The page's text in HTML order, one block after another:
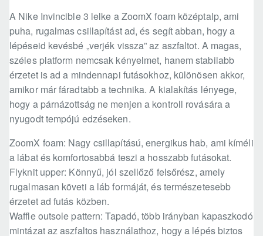
A Nike Invincible 3 lelke a ZoomX foam középtalp, ami
puha, rugalmas csillapítást ad, és segít abban, hogy a
lépéseid kevésbé „verjék vissza” az aszfaltot. A magas,
széles platform nemcsak kényelmet, hanem stabilabb
érzetet is ad a mindennapi futásokhoz, különösen akkor,
amikor már fáradtabb a technika. A kialakítás lényege,
hogy a párnázottság ne menjen a kontroll rovására a
nyugodt tempójú edzéseken.
ZoomX foam: Nagy csillapítású, energikus hab, ami kíméli
a lábat és komfortosabbá teszi a hosszabb futásokat.
Flyknit upper: Könnyű, jól szellőző felsőrész, amely
rugalmasan követi a láb formáját, és természetesebb
érzetet ad futás közben.
Waffle outsole pattern: Tapadó, több irányban kapaszkodó
mintázat az aszfaltos használathoz, hogy a lépés biztos